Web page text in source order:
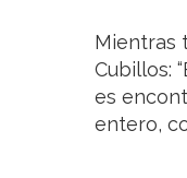
Mientras
Cubillos:
es
entero,